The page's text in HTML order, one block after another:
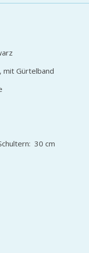
mit Gürtelband
30 cm